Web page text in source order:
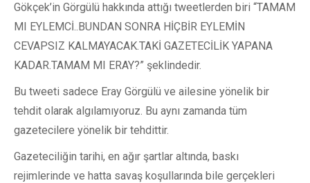
Gökçek’in Görgülü hakkında attığı tweetlerden biri “TAMAM
MI EYLEMCİ..BUNDAN SONRA HİÇBİR EYLEMİN
CEVAPSIZ KALMAYACAK.TAKİ GAZETECİLİK YAPANA
KADAR.TAMAM MI ERAY?” şeklindedir.
Bu tweeti sadece Eray Görgülü ve ailesine yönelik bir
tehdit olarak algılamıyoruz. Bu aynı zamanda tüm
gazetecilere yönelik bir tehdittir.
Gazeteciliğin tarihi, en ağır şartlar altında, baskı
rejimlerinde ve hatta savaş koşullarında bile gerçekleri